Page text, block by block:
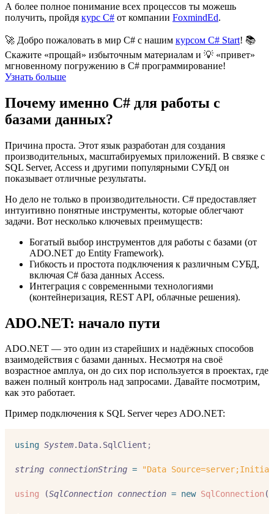
А более полное понимание всех процессов ты можешь
получить, пройдя курс C# от компании FoxmindEd.
🚀 Добро пожаловать в мир C# с нашим курсом C# Start! 📚
Скажите «прощай» избыточным материалам и 💡 «привет»
мгновенному погружению в C# программирование!
Узнать больше
Почему именно C# для работы с
базами данных?
Причина проста. Этот язык разработан для создания
производительных, масштабируемых приложений. В связке с
SQL Server, Access и другими популярными СУБД он
показывает отличные результаты.
Но дело не только в производительности. C# предоставляет
интуитивно понятные инструменты, которые облегчают
задачи. Вот несколько ключевых преимуществ:
Богатый выбор инструментов для работы с базами (от
ADO.NET до Entity Framework).
Гибкость и простота подключения к различным СУБД,
включая C# база данных Access.
Интеграция с современными технологиями
(контейнеризация, REST API, облачные решения).
ADO.NET: начало пути
ADO.NET — это один из старейших и надёжных способов
взаимодействия с базами данных. Несмотря на своё
возрастное амплуа, он до сих пор используется в проектах, где
важен полный контроль над запросами. Давайте посмотрим,
как это работает.
Пример подключения к SQL Server через ADO.NET:
using System.Data.SqlClient ;
string connectionString = "Data Source=server;Initial
using (SqlConnection connection = new SqlConnection (